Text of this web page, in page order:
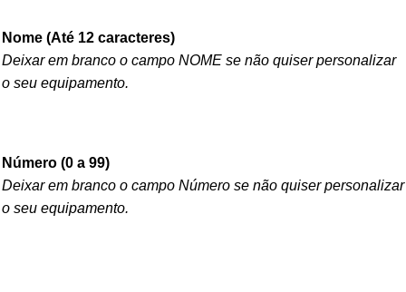
Nome (Até 12 caracteres)
Deixar em branco o campo NOME se não quiser personalizar
o seu equipamento.
Número (0 a 99)
Deixar em branco o campo Número se não quiser personalizar
o seu equipamento.